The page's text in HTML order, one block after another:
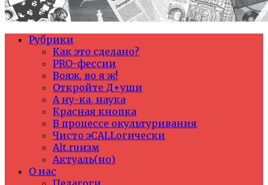
Рубрики
Как это сделано?
PRO-фессии
Вояж, во я ж!
Откройте Д+уши
А ну-ка, наука
Красная кнопка
В процессе окультуривания
Чисто эCALLогически
Alt.ruизм
Актуаль(но)
О нас